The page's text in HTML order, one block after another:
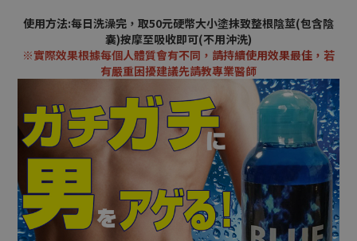
使用方法:每日洗澡完，取50元硬幣大小塗抹致整根陰莖(包含陰
囊)按摩至吸收即可(不用沖洗)
※實際效果根據每個人體質會有不同， 請持續使用效果最佳， 若
有嚴重困擾建議先請教專業醫師